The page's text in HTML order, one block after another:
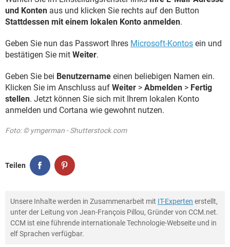
und Konten aus und klicken Sie rechts auf den Button
Stattdessen mit einem lokalen Konto anmelden.
Geben Sie nun das Passwort Ihres Microsoft-Kontos ein und
bestätigen Sie mit Weiter.
Geben Sie bei Benutzername einen beliebigen Namen ein.
Klicken Sie im Anschluss auf Weiter > Abmelden > Fertig
stellen. Jetzt können Sie sich mit Ihrem lokalen Konto
anmelden und Cortana wie gewohnt nutzen.
Foto: © ymgerman - Shutterstock.com
Teilen
Unsere Inhalte werden in Zusammenarbeit mit IT-Experten erstellt,
unter der Leitung von Jean-François Pillou, Gründer von CCM.net.
CCM ist eine führende internationale Technologie-Webseite und in
elf Sprachen verfügbar.